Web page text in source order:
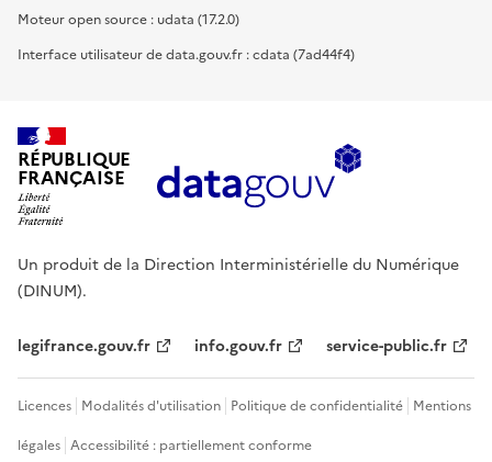
Moteur open source : udata (17.2.0)
Interface utilisateur de data.gouv.fr : cdata (7ad44f4)
RÉPUBLIQUE
FRANÇAISE
Un produit de la Direction Interministérielle du Numérique
(DINUM).
legifrance.gouv.fr info.gouv.fr service-public.fr
Licences Modalités d'utilisation Politique de confidentialité Mentions
légales Accessibilité : partiellement conforme